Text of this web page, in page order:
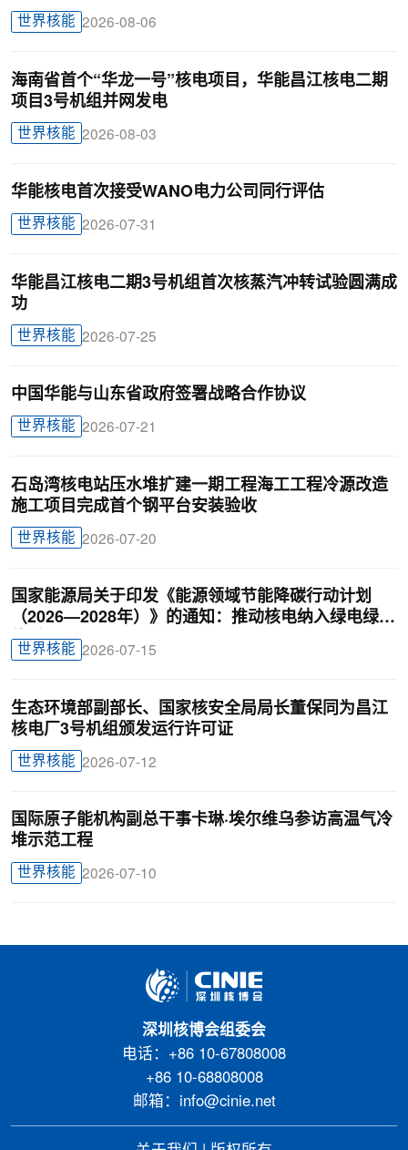
世界核能 2026-08-06
海南省首个“华龙一号”核电项目，华能昌江核电二期
项目3号机组并网发电
世界核能 2026-08-03
华能核电首次接受WANO电力公司同行评估
世界核能 2026-07-31
华能昌江核电二期3号机组首次核蒸汽冲转试验圆满成
功
世界核能 2026-07-25
中国华能与山东省政府签署战略合作协议
世界核能 2026-07-21
石岛湾核电站压水堆扩建一期工程海工工程冷源改造
施工项目完成首个钢平台安装验收
世界核能 2026-07-20
国家能源局关于印发《能源领域节能降碳行动计划
（2026—2028年）》的通知：推动核电纳入绿电绿证
体系
世界核能 2026-07-15
生态环境部副部长、国家核安全局局长董保同为昌江
核电厂3号机组颁发运行许可证
世界核能 2026-07-12
国际原子能机构副总干事卡琳·埃尔维乌参访高温气冷
堆示范工程
世界核能 2026-07-10
深圳核博会组委会
电话：+86 10-67808008
+86 10-68808008
邮箱：info@cinie.net